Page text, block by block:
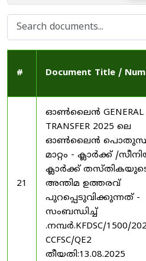
# Document Title /
21
ഓൺലൈൻ GENERAL
TRANSFER 2025 ലെ
ഓൺലൈൻ
മാറ്റം - ക്ലാർക്ക് /
ക്ലാർക്ക്
അന്തിമ ഉത്തരവ്
പുറപ്പെടുവിക്കുന്നത് -
സംബന്ധിച്ച്
.നമ്പർ.KFDSC/1500/
CCFSC/QE2
തീയതി:13.08.2025